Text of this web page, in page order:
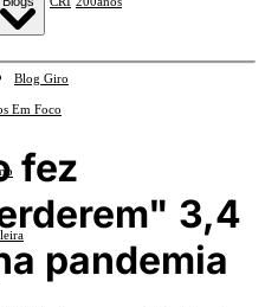
Em Foco
Blog Giro
fez
3,4
pandemia